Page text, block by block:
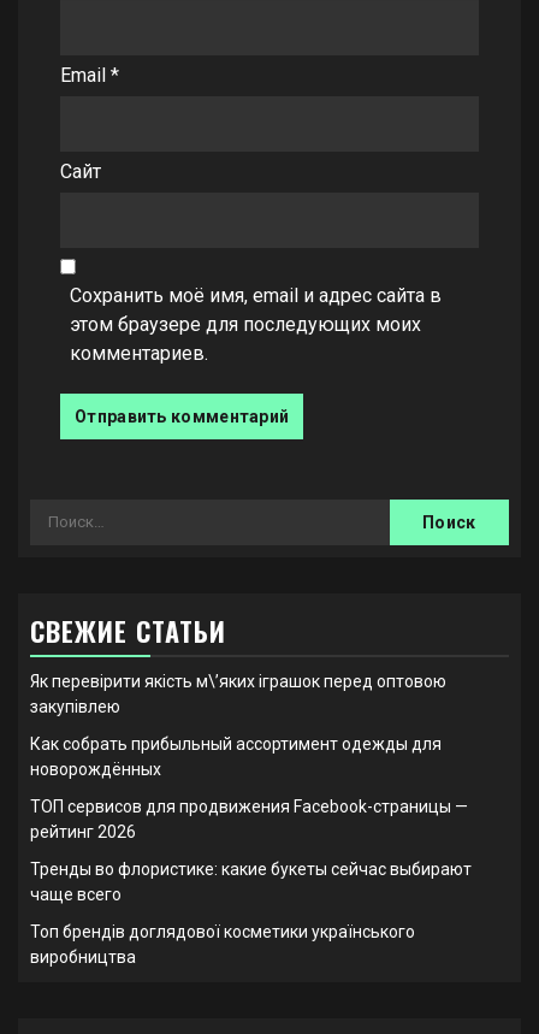
Email *
Сайт
Сохранить моё имя, email и адрес сайта в
этом браузере для последующих моих
комментариев.
Найти:
СВЕЖИЕ СТАТЬИ
Як перевірити якість м\’яких іграшок перед оптовою
закупівлею
Как собрать прибыльный ассортимент одежды для
новорождённых
ТОП сервисов для продвижения Facebook-страницы —
рейтинг 2026
Тренды во флористике: какие букеты сейчас выбирают
чаще всего
Топ брендів доглядової косметики українського
виробництва